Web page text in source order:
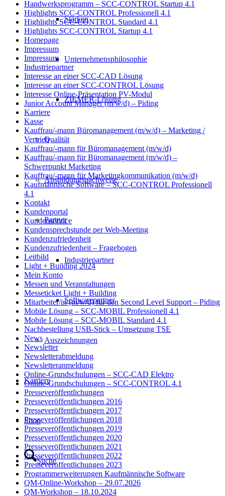
Stärken
Unternehmensphilosophie
ZIEMER-Lösung
Qualität
Ausbildungsnachweise
Partner
Industriepartner
Softwarepartner
Auszeichnungen
Karriere
Shop
Suche
Handwerksprogramm – SCC-CONTROL Startup 4.1
Highlights SCC-CONTROL Professionell 4.1
Highlights SCC-CONTROL Standard 4.1
Highlights SCC-CONTROL Startup 4.1
Homepage
Impressum
Impressum
Industriepartner
Interesse an einer SCC-CAD Lösung
Interesse an einer SCC-CONTROL Lösung
Interesse Online-Präsentation PV-Modul
Junior Account Manager (m/w/d) – Piding
Karriere
Kasse
Kauffrau/-mann Büromanagement (m/w/d) – Marketing /
Vertrieb
Kauffrau/-mann für Büromanagement (m/w/d)
Kauffrau/-mann für Büromanagement (m/w/d) –
Schwerpunkt Marketing
Kauffrau/-mann für Marketingkommunikation (m/w/d)
Kaufmännische Software – SCC-CONTROL Professionell
4.1
Kontakt
Kundenportal
Kundenservice
Kundensprechstunde per Web-Meeting
Kundenzufriedenheit
Kundenzufriedenheit – Fragebogen
Leitbild
Light + Building 2024
Mein Konto
Messen und Veranstaltungen
Messeticket Light + Building
Mitarbeiter/in (m/w/d) für den Second Level Support – Piding
Mobile Lösung – SCC-MOBIL Professionell 4.1
Mobile Lösung – SCC-MOBIL Standard 4.1
Nachbestellung USB-Stick – Umsetzung TSE
News
Newsletter
Newsletterabmeldung
Newsletteranmeldung
Online-Grundschulungen – SCC-CAD Elektro
Online-Grundschulungen – SCC-CONTROL 4.1
Presseveröffentlichungen
Presseveröffentlichungen 2016
Presseveröffentlichungen 2017
Presseveröffentlichungen 2018
Presseveröffentlichungen 2019
Presseveröffentlichungen 2020
Presseveröffentlichungen 2021
Presseveröffentlichungen 2022
Presseveröffentlichungen 2023
Programmerweiterungen Kaufmännische Software
QM-Online-Workshop – 29.07.2026
QM-Workshop – 18.10.2024